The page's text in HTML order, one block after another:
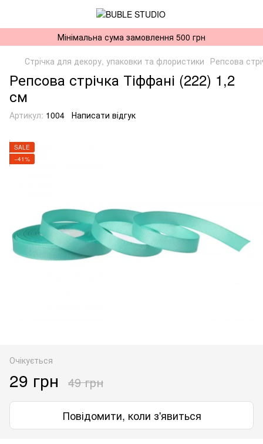
Мінімальна сума замовлення 500 грн
Стрічка для декору, упаковки та флористики Репсова
Репсова стрічка Тіффані (222) 1,2
см
Артикул: 1004 Написати відгук
SALE
−41%
Очікується
29 грн 49 грн
Повідомити, коли з'явиться